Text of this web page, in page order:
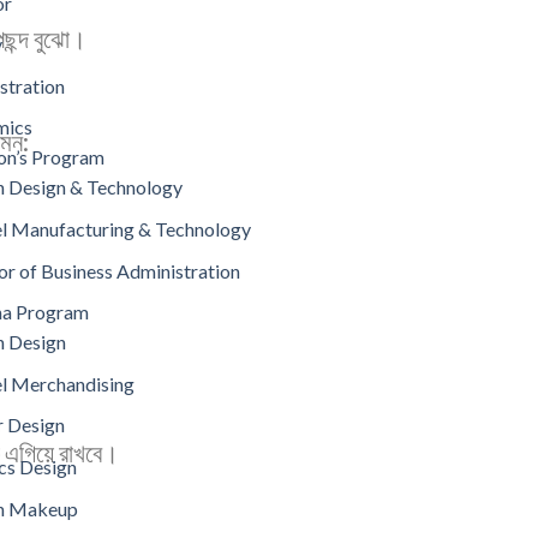
Program
Design & Technology
Manufacturing & Technology
of Business Administration
Program
Design
Merchandising
Design
Design
Makeup
বুঝো।
রাখবে।